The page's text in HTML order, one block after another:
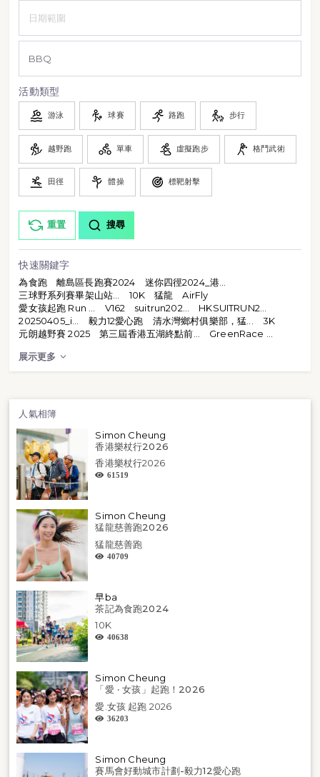
活動類型
游泳 球賽 路跑 步行
越野跑 單車 虛擬跑步 格鬥武術
田徑 體操 標靶射擊
重置 搜尋
快速關鍵字
為食跑
離島區長跑賽2024
迷你四徑2024_港...
三球野系列賽畢架山站...
10K 猛龍
AirFly
愛女孩起跑 Run ...
V162 suitrun202...
HKSUITRUN2...
20250405_i...
毅力12愛心跑 清水灣鄉村俱樂部，猛...
3K
元朗越野賽 2025
第三屆香港五湖終點前... GreenRace ...
展示更多
人氣相簿
Simon Cheung
香港樂杖行2026
香港樂杖行2026
61519
Simon Cheung
猛龍慈善跑2026
猛龍慈善跑
40709
早ba
茶記為食跑2024
10K
40638
Simon Cheung
「愛 ‧ 女孩」起跑！2026
愛.女孩 起跑 2026
36203
Simon Cheung
賽馬會好動城市計劃-毅力12愛心跑